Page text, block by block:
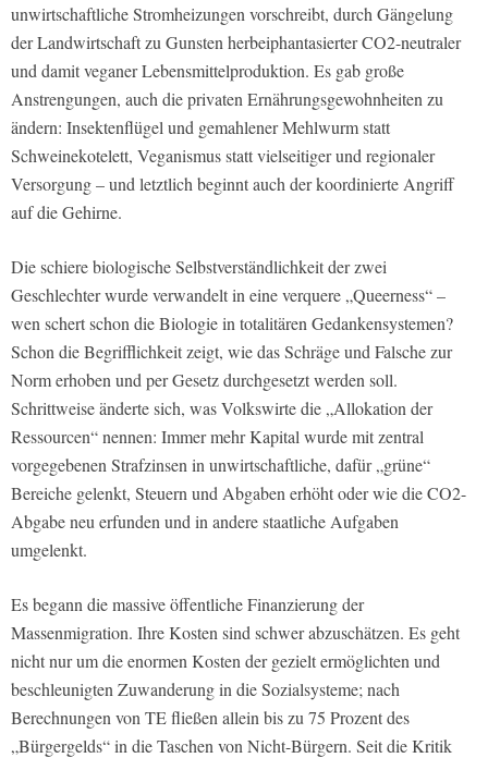
unwirtschaftliche Stromheizungen vorschreibt, durch Gängelung
der Landwirtschaft zu Gunsten herbeiphantasierter CO2-neutraler
und damit veganer Lebensmittelproduktion. Es gab große
Anstrengungen, auch die privaten Ernährungsgewohnheiten zu
ändern: Insektenflügel und gemahlener Mehlwurm statt
Schweinekotelett, Veganismus statt vielseitiger und regionaler
Versorgung – und letztlich beginnt auch der koordinierte Angriff
auf die Gehirne.
Die schiere biologische Selbstverständlichkeit der zwei
Geschlechter wurde verwandelt in eine verquere „Queerness“ –
wen schert schon die Biologie in totalitären Gedankensystemen?
Schon die Begrifflichkeit zeigt, wie das Schräge und Falsche zur
Norm erhoben und per Gesetz durchgesetzt werden soll.
Schrittweise änderte sich, was Volkswirte die „Allokation der
Ressourcen“ nennen: Immer mehr Kapital wurde mit zentral
vorgegebenen Strafzinsen in unwirtschaftliche, dafür „grüne“
Bereiche gelenkt, Steuern und Abgaben erhöht oder wie die CO2-
Abgabe neu erfunden und in andere staatliche Aufgaben
umgelenkt.
Es begann die massive öffentliche Finanzierung der
Massenmigration. Ihre Kosten sind schwer abzuschätzen. Es geht
nicht nur um die enormen Kosten der gezielt ermöglichten und
beschleunigten Zuwanderung in die Sozialsysteme; nach
Berechnungen von TE fließen allein bis zu 75 Prozent des
„Bürgergelds“ in die Taschen von Nicht-Bürgern. Seit die Kritik